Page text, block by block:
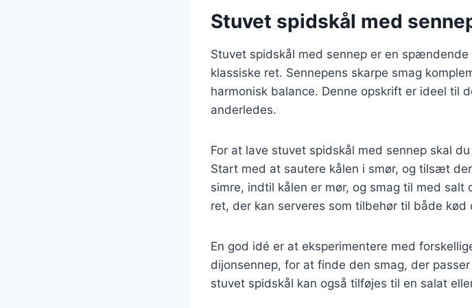
Stuvet spidskål med
Stuvet spidskål med sennep er en
klassiske ret. Sennepens skarpe smag
harmonisk balance. Denne opskrift er ideel til
anderledes.
For at lave stuvet spidskål med sennep skal
Start med at sautere kålen i smør, og tilsæt
simre, indtil kålen er mør, og smag til med
ret, der kan serveres som tilbehør til både kød
En god idé er at eksperimentere med
dijonsennep, for at finde den smag, der
stuvet spidskål kan også tilføjes til en salat